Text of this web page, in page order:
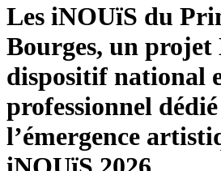
Les iNOUïS du
Bourges, un projet
dispositif national
professionnel
l’émergence